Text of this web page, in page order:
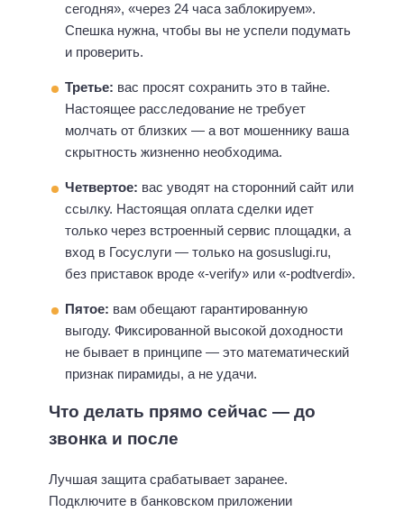
сегодня», «через 24 часа заблокируем».
Спешка нужна, чтобы вы не успели подумать
и проверить.
Третье: вас просят сохранить это в тайне.
Настоящее расследование не требует
молчать от близких — а вот мошеннику ваша
скрытность жизненно необходима.
Четвертое: вас уводят на сторонний сайт или
ссылку. Настоящая оплата сделки идет
только через встроенный сервис площадки, а
вход в Госуслуги — только на gosuslugi.ru,
без приставок вроде «-verify» или «-podtverdi».
Пятое: вам обещают гарантированную
выгоду. Фиксированной высокой доходности
не бывает в принципе — это математический
признак пирамиды, а не удачи.
Что делать прямо сейчас — до
звонка и после
Лучшая защита срабатывает заранее.
Подключите в банковском приложении